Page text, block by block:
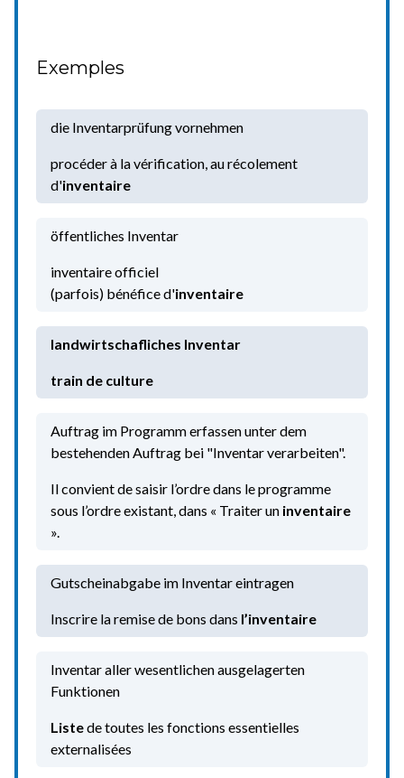
Exemples
die Inventarprüfung vornehmen
procéder à la vérification, au récolement
d'inventaire
öffentliches Inventar
inventaire officiel
(parfois) bénéfice d'inventaire
landwirtschafliches Inventar
train de culture
Auftrag im Programm erfassen unter dem
bestehenden Auftrag bei "Inventar verarbeiten".
Il convient de saisir l’ordre dans le programme
sous l’ordre existant, dans « Traiter un inventaire
».
Gutscheinabgabe im Inventar eintragen
Inscrire la remise de bons dans l’inventaire
Inventar aller wesentlichen ausgelagerten
Funktionen
Listede toutes les fonctions essentielles
externalisées